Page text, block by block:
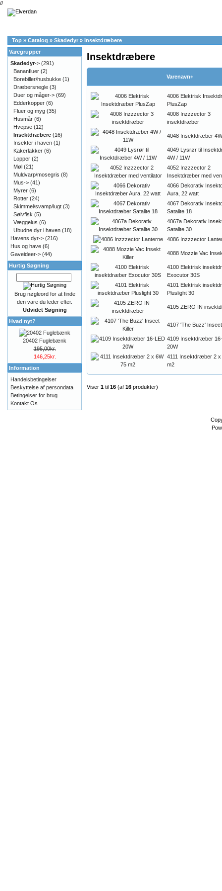
//
Top » Catalog » Skadedyr » Insektdræbere
Insektdræbere
Varenavn+
4006 Elektrisk
PlusZap
4008 Inzzzector 3
insektdræber
4048 Insektdræber
4049 Lysrør til
4W / 11W
4052 Inzzzector 2
Insektdræber med
4066 Dekorativ
Aura, 22 watt
4067 Dekorativ
Satalite 18
4067a Dekorativ
Satalite 30
4086 Inzzzector
4088 Mozzie Vac
4100 Elektrisk
Exocutor 30S
4101 Elektrisk
Pluslight 30
4105 ZERO IN
4107 'The Buzz'
4109 Insektdræber
20W
4111 Insektdræber 2 x
m2
Viser 1 til 16 (af 16 produkter)
Varegrupper
Skadedyr-> (291)
Bananfluer (2)
Borebiller/husbukke (1)
Dræbersnegle (3)
Duer og måger-> (69)
Edderkopper (6)
Fluer og myg (35)
Husmår (6)
Hvepse (12)
Insektdræbere (16)
Insekter i haven (1)
Kakerlakker (6)
Lopper (2)
Møl (21)
Muldvarp/mosegris (8)
Mus-> (41)
Myrer (6)
Rotter (24)
Skimmel/svamp/lugt (3)
Sølvfisk (5)
Væggelus (6)
Ubudne dyr i haven (18)
Havens dyr-> (216)
Hus og have (6)
Gaveideer-> (44)
Hurtig Søgning
Brug nøgleord for at finde
den vare du leder efter.
Udvidet Søgning
Hvad nyt?
20402 Fuglebænk
195,00kr.
146,25kr.
Information
Handelsbetingelser
Beskyttelse af persondata
Betingelser for brug
Kontakt Os